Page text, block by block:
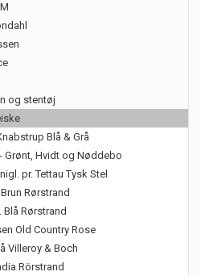
og stentøj
Blå & Grå
Grønt, Hvidt og Nøddebo
pr. Tettau Tysk Stel
Rørstrand
Blå Rørstrand
Old Country Rose
Villeroy & Boch
Rörstrand